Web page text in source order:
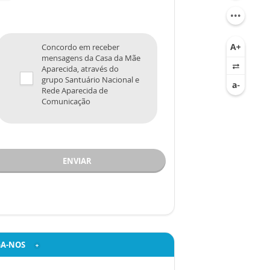
Concordo em receber
mensagens da Casa da Mãe
Aparecida, através do
grupo Santuário Nacional e
Rede Aparecida de
Comunicação
ENVIAR
NOS